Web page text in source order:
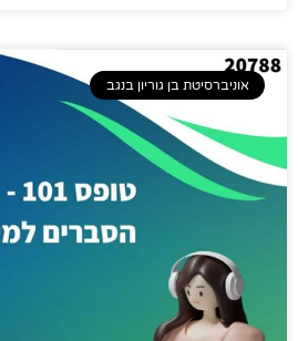
אוניברסיטת בן גוריון בנגב